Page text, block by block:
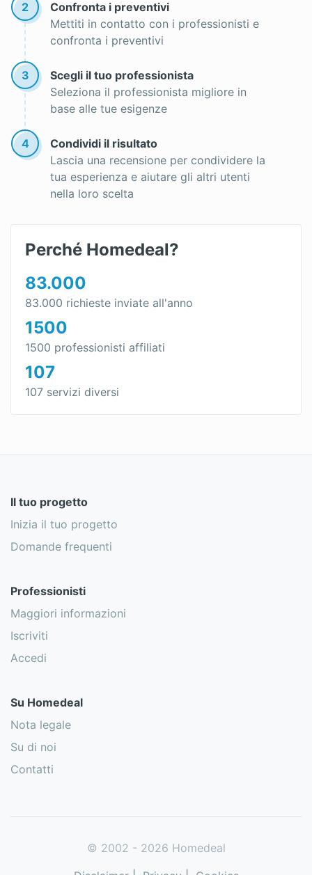
2
Confronta i preventivi
Mettiti in contatto con i professionisti e
confronta i preventivi
3
Scegli il tuo professionista
Seleziona il professionista migliore in
base alle tue esigenze
4
Condividi il risultato
Lascia una recensione per condividere la
tua esperienza e aiutare gli altri utenti
nella loro scelta
Perché Homedeal?
83.000
83.000 richieste inviate all'anno
1500
1500 professionisti affiliati
107
107 servizi diversi
Il tuo progetto
Inizia il tuo progetto
Domande frequenti
Professionisti
Maggiori informazioni
Iscriviti
Accedi
Su Homedeal
Nota legale
Su di noi
Contatti
© 2002 - 2026 Homedeal